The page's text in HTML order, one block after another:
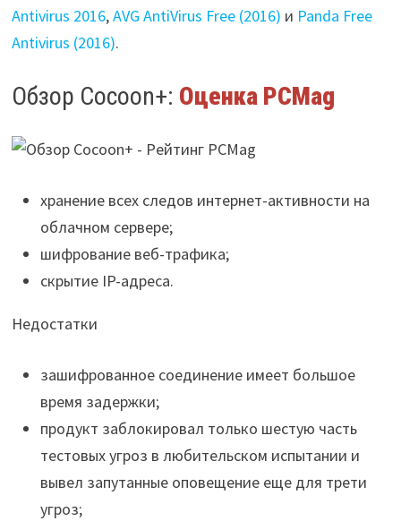
Antivirus 2016,AVG AntiVirus Free (2016) и Panda Free
Antivirus (2016).
Обзор Cocoon+: Оценка PCMag
хранение всех следов интернет-активности на
облачном сервере;
шифрование веб-трафика;
скрытие IP-адреса.
Недостатки
зашифрованное соединение имеет большое
время задержки;
продукт заблокировал только шестую часть
тестовых угроз в любительском испытании и
вывел запутанные оповещение еще для трети
угроз;